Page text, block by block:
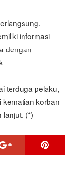
informasi
dengan
terduga pelaku,
kematian korban
lanjut. (*)